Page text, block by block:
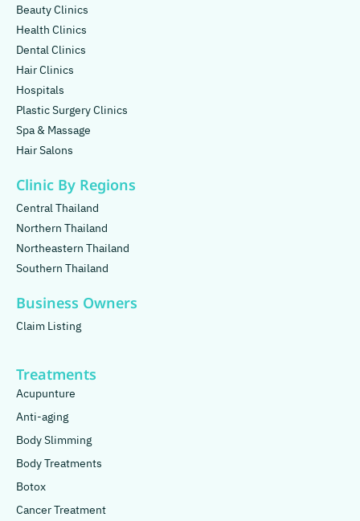
Beauty Clinics
Health Clinics
Dental Clinics
Hair Clinics
Hospitals
Plastic Surgery Clinics
Spa & Massage
Hair Salons
Clinic By Regions
Central Thailand
Northern Thailand
Northeastern Thailand
Southern Thailand
Business Owners
Claim Listing
Treatments
Acupunture
Anti-aging
Body Slimming
Body Treatments
Botox
Cancer Treatment